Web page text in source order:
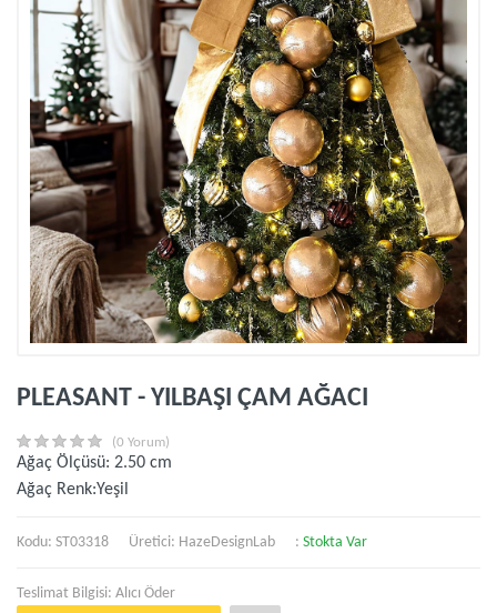
PLEASANT - YILBAŞI ÇAM AĞACI
(0 Yorum)
Ağaç Ölçüsü: 2.50 cm
Ağaç Renk:Yeşil
Kodu: ST03318 Üretici: HazeDesignLab : Stokta Var
Teslimat Bilgisi: Alıcı Öder